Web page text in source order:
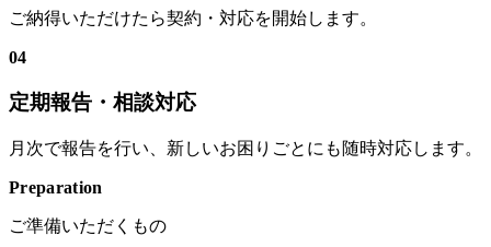
ご納得いただけたら契約・対応を開始します。
04
定期報告・相談対応
月次で報告を行い、新しいお困りごとにも随時対応します。
Preparation
ご準備いただくもの